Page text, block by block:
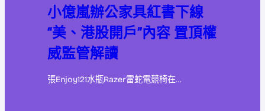
小億嵐辦公家具紅書下線
“美、港股開戶”內容 置頂權
威監管解讀
張Enjoy121水瓶Razer雷蛇電競椅在…